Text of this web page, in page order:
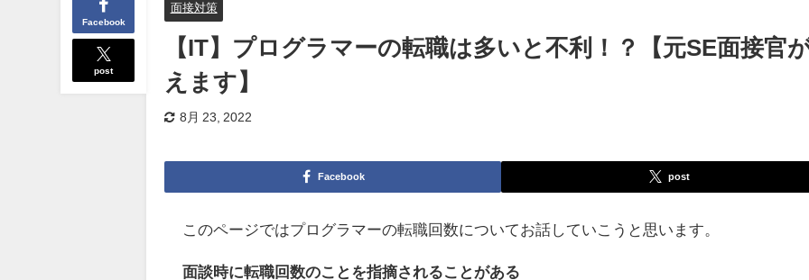
Facebook
post
面接対策
【IT】プログラマーの転職は多いと不利！？【元SE面接官
えます】
8月 23, 2022
Facebook post
このページではプログラマーの転職回数についてお話していこうと思います。
面談時に転職回数のことを指摘されることがある